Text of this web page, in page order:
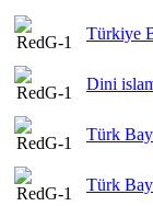
Türkiye
Dini
Türk
Türk